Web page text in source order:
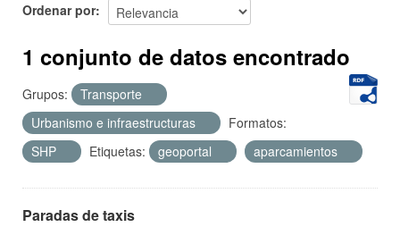
Acerca de
Ordenar por
1 conjunto de datos encontrado
Grupos:
Transporte
Urbanismo e infraestructuras
Formatos:
SHP
Etiquetas: geoportal aparcamientos
Paradas de taxis